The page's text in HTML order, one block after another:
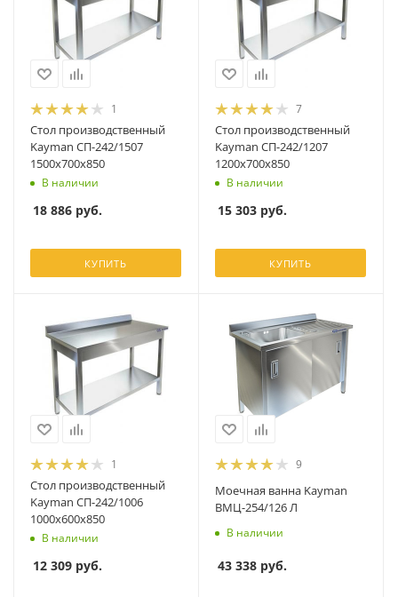
1
Стол производственный
Kayman СП-242/1507
1500х700х850
В наличии
18 886 руб.
КУПИТЬ
7
Стол производственный
Kayman СП-242/1207
1200х700х850
В наличии
15 303 руб.
КУПИТЬ
1
Стол производственный
Kayman СП-242/1006
1000х600х850
В наличии
12 309 руб.
9
Моечная ванна Kayman
ВМЦ-254/126 Л
В наличии
43 338 руб.